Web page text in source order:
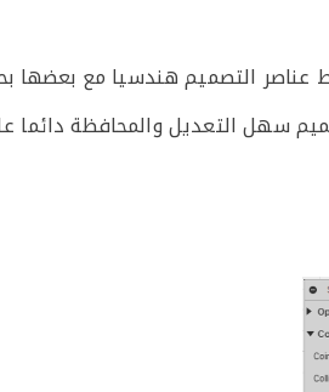
عناصر التصميم هندسيا مع
سهل التعديل والمحافظة دائما